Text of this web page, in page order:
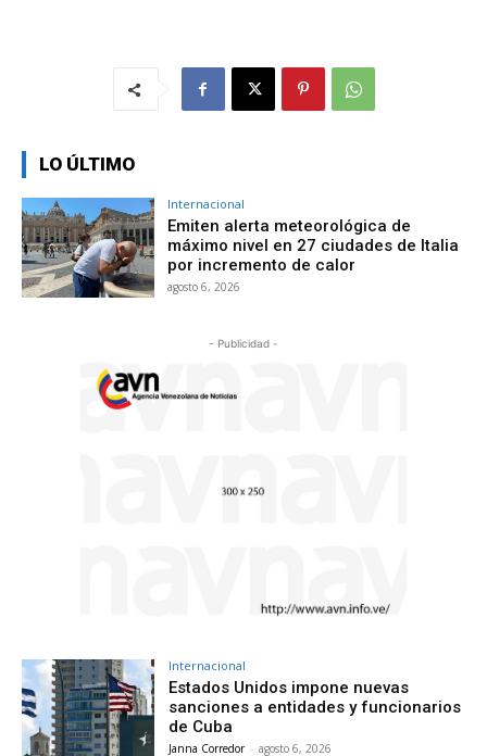
LO ÚLTIMO
Internacional
Emiten alerta meteorológica de
máximo nivel en 27 ciudades de Italia
por incremento de calor
agosto 6, 2026
- Publicidad -
Internacional
Estados Unidos impone nuevas
sanciones a entidades y funcionarios
de Cuba
Janna Corredor - agosto 6, 2026